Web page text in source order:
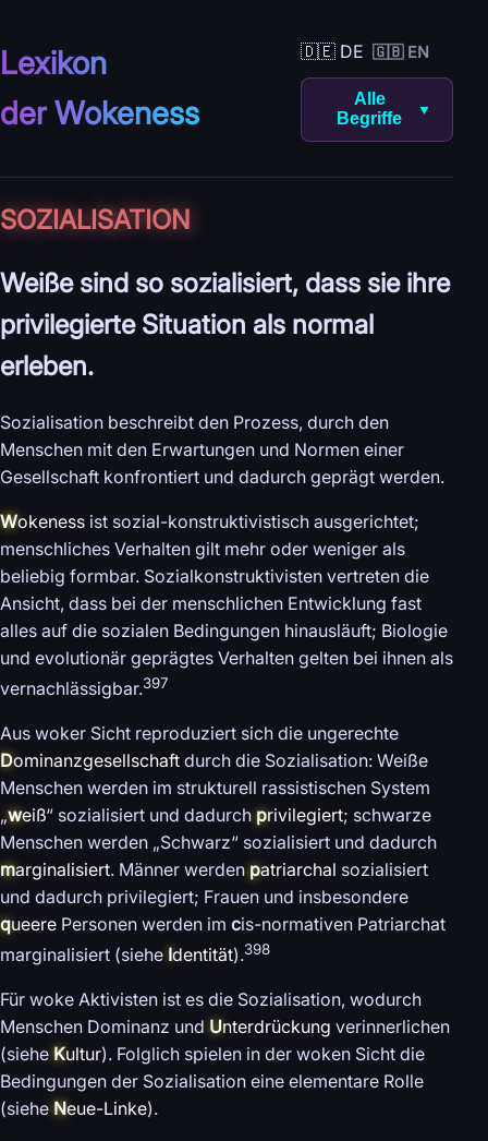
Lexikon
der Wokeness
🇩🇪 DE 🇬🇧 EN
Alle
Begriffe
▼
SOZIALISATION
Weiße sind so sozialisiert, dass sie ihre
privilegierte Situation als normal
erleben.
Sozialisation beschreibt den Prozess, durch den
Menschen mit den Erwartungen und Normen einer
Gesellschaft konfrontiert und dadurch geprägt werden.
Wokeness ist sozial-konstruktivistisch ausgerichtet;
menschliches Verhalten gilt mehr oder weniger als
beliebig formbar. Sozialkonstruktivisten vertreten die
Ansicht, dass bei der menschlichen Entwicklung fast
alles auf die sozialen Bedingungen hinausläuft; Biologie
und evolutionär geprägtes Verhalten gelten bei ihnen als
vernachlässigbar.397
Aus woker Sicht reproduziert sich die ungerechte
Dominanzgesellschaft durch die Sozialisation: Weiße
Menschen werden im strukturell rassistischen System
„weiß“ sozialisiert und dadurchprivilegiert; schwarze
Menschen werden „Schwarz“ sozialisiert und dadurch
marginalisiert. Männer werdenpatriarchal sozialisiert
und dadurch privilegiert; Frauen und insbesondere
queere Personen werden im cis-normativen Patriarchat
marginalisiert (siehe Identität).398
Für woke Aktivisten ist es die Sozialisation, wodurch
Menschen Dominanz und Unterdrückung verinnerlichen
(siehe Kultur). Folglich spielen in der woken Sicht die
Bedingungen der Sozialisation eine elementare Rolle
(siehe Neue-Linke).